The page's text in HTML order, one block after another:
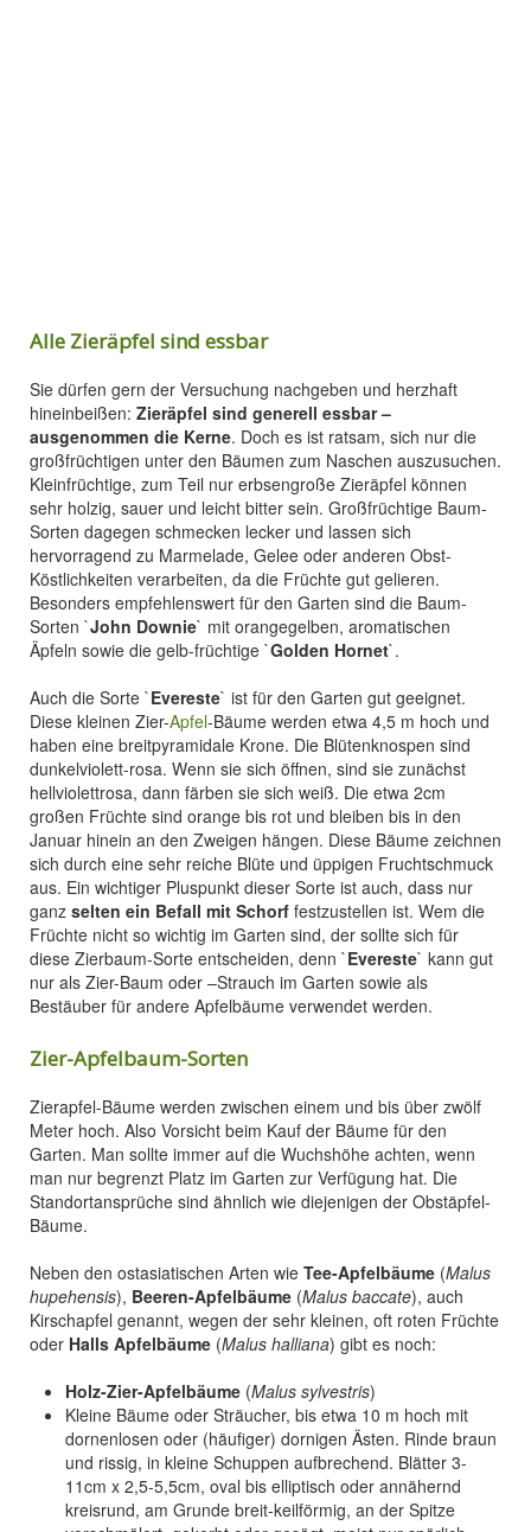
Alle Zieräpfel sind essbar
Sie dürfen gern der Versuchung nachgeben und herzhaft
hineinbeißen: Zieräpfel sind generell essbar –
ausgenommen die Kerne. Doch es ist ratsam, sich nur die
großfrüchtigen unter den Bäumen zum Naschen auszusuchen.
Kleinfrüchtige, zum Teil nur erbsengroße Zieräpfel können
sehr holzig, sauer und leicht bitter sein. Großfrüchtige Baum-
Sorten dagegen schmecken lecker und lassen sich
hervorragend zu Marmelade, Gelee oder anderen Obst-
Köstlichkeiten verarbeiten, da die Früchte gut gelieren.
Besonders empfehlenswert für den Garten sind die Baum-
Sorten `John Downie` mit orangegelben, aromatischen
Äpfeln sowie die gelb-früchtige `Golden Hornet`.
Auch die Sorte `Evereste` ist für den Garten gut geeignet.
Diese kleinen Zier-Apfel-Bäume werden etwa 4,5 m hoch und
haben eine breitpyramidale Krone. Die Blütenknospen sind
dunkelviolett-rosa. Wenn sie sich öffnen, sind sie zunächst
hellviolettrosa, dann färben sie sich weiß. Die etwa 2cm
großen Früchte sind orange bis rot und bleiben bis in den
Januar hinein an den Zweigen hängen. Diese Bäume zeichnen
sich durch eine sehr reiche Blüte und üppigen Fruchtschmuck
aus. Ein wichtiger Pluspunkt dieser Sorte ist auch, dass nur
ganz selten ein Befall mit Schorf festzustellen ist. Wem die
Früchte nicht so wichtig im Garten sind, der sollte sich für
diese Zierbaum-Sorte entscheiden, denn `Evereste` kann gut
nur als Zier-Baum oder –Strauch im Garten sowie als
Bestäuber für andere Apfelbäume verwendet werden.
Zier-Apfelbaum-Sorten
Zierapfel-Bäume werden zwischen einem und bis über zwölf
Meter hoch. Also Vorsicht beim Kauf der Bäume für den
Garten. Man sollte immer auf die Wuchshöhe achten, wenn
man nur begrenzt Platz im Garten zur Verfügung hat. Die
Standortansprüche sind ähnlich wie diejenigen der Obstäpfel-
Bäume.
Neben den ostasiatischen Arten wie Tee-Apfelbäume (Malus
hupehensis), Beeren-Apfelbäume (Malus baccate), auch
Kirschapfel genannt, wegen der sehr kleinen, oft roten Früchte
oder Halls Apfelbäume (Malus halliana) gibt es noch:
Holz-Zier-Apfelbäume (Malus sylvestris)
Kleine Bäume oder Sträucher, bis etwa 10 m hoch mit
dornenlosen oder (häufiger) dornigen Ästen. Rinde braun
und rissig, in kleine Schuppen aufbrechend. Blätter 3-
11cm x 2,5-5,5cm, oval bis elliptisch oder annähernd
kreisrund, am Grunde breit-keilförmig, an der Spitze